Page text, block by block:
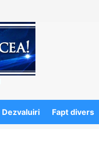
Dezvaluiri Fapt divers